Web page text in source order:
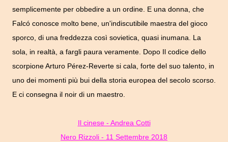
semplicemente per obbedire a un ordine. E una donna, che
Falcó conosce molto bene, un'indiscutibile maestra del gioco
sporco, di una freddezza così sovietica, quasi inumana. La
sola, in realtà, a fargli paura veramente. Dopo Il codice dello
scorpione Arturo Pérez-Reverte si cala, forte del suo talento, in
uno dei momenti più bui della storia europea del secolo scorso.
E ci consegna il noir di un maestro.
Il cinese - Andrea Cotti
Nero Rizzoli - 11 Settembre 2018